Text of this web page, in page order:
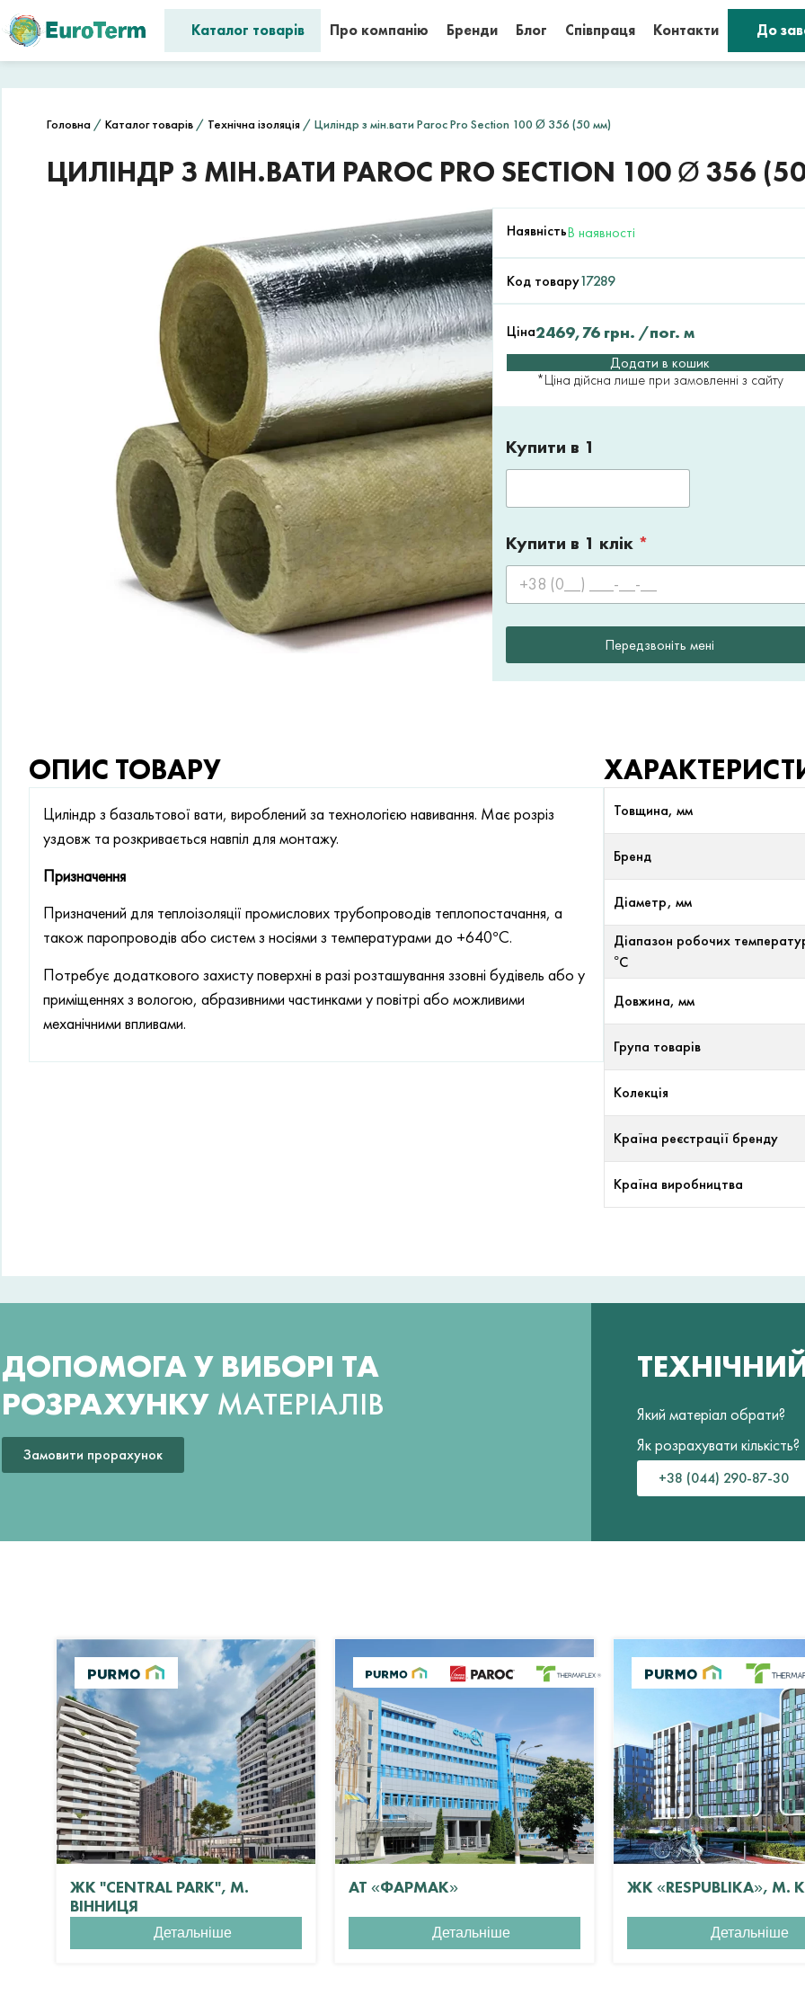
Каталог товарів Про компанію Бренди Блог Співпраця Контакти До
Головна / Каталог товарів / Технічна ізоляція / Циліндр з мін.вати Paroc Pro Section 100 Ø 356 (50 мм)
ЦИЛІНДР З МІН.ВАТИ PAROC PRO SECTION 100 Ø 356
НаявністьВ наявності
Код товару17289
Ціна2469,76 грн. /пог. м
Додати в кошик
*Ціна дійсна лише при замовленні з сайту
Купити в 1
Купити в 1 клік *
Передзвоніть мені
ОПИС ТОВАРУ
Циліндр з базальтової вати, вироблений за технологією навивання. Має розріз
уздовж та розкривається навпіл для монтажу.
Призначення
Призначений для теплоізоляції промислових трубопроводів теплопостачання, а
також паропроводів або систем з носіями з температурами до +640°С.
Потребує додаткового захисту поверхні в разі розташування ззовні будівель або у
приміщеннях з вологою, абразивними частинками у повітрі або можливими
механічними впливами.
Товщина, мм
Бренд
Діаметр, мм
Діапазон робочих
°С
Довжина, мм
Група товарів
Колекція
Країна реєстрації бренду
Країна виробництва
ДОПОМОГА У ВИБОРІ ТА
РОЗРАХУНКУ МАТЕРІАЛІВ
Замовити прорахунок
Який матеріал обрати?
Як розрахувати кількість?
+38 (044) 290-87-30
ЖК "CENTRAL PARK", М.
ВІННИЦЯ
Детальніше
АТ «ФАРМАК»
Детальніше
ЖК «RESPUBLIKA», М.
Детальніше